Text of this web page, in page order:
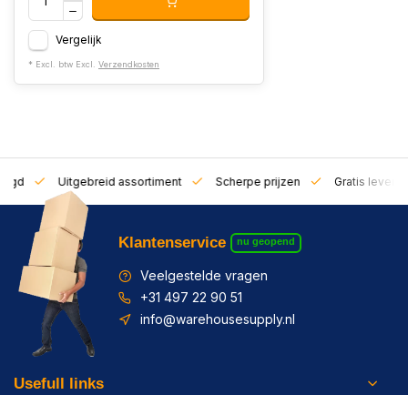
Vergelijk
* Excl. btw Excl. Verzendkosten
Uitgebreid assortiment Scherpe prijzen Gratis
Klantenservice nu geopend
Veelgestelde vragen
+31 497 22 90 51
info@warehousesupply.nl
Usefull links